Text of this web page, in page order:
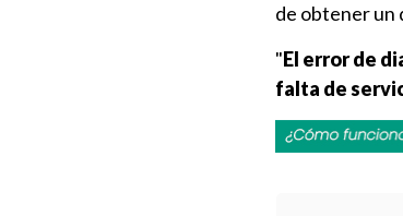
de obtener un
"El error de
falta de